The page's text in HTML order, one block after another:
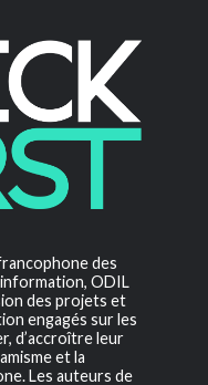
des
ODIL
des projets et
engagés sur les
d’accroître leur
et la
Les auteurs de